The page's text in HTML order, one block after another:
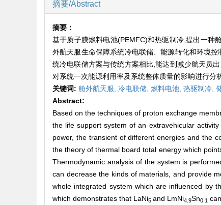
摘要/Abstract
摘要：
基于质子膜燃料电池(PEMFC)和热驱制冷,提出一种
外航天服生命保障系统冷电联储、能源转化和环境
统冷电联储方案与传统方案相比,能达到减少航天员
对系统一次能源利用率及系统整体质量的影响进行分
关键词: 舱外航天服, 冷电联储, 燃料电池, 热驱制冷,
Abstract:
Based on the techniques of proton exchange
the life support system of an extravehicular
power, the transient of different energies and the
the theory of thermal board total energy which
Thermodynamic analysis of the system is
can decrease the kinds of materials, and provide
whole integrated system which are influenced by
which demonstrates that LaNi5 and LmNi4.9Sn0.1